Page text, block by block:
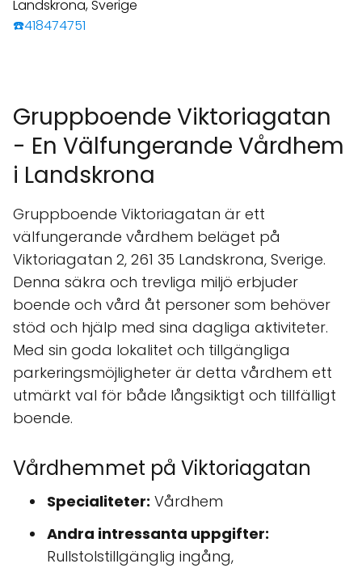
☎️418474751
Gruppboende Viktoriagatan
- En Välfungerande Vårdhem
i Landskrona
Gruppboende Viktoriagatan är ett
välfungerande vårdhem beläget på
Viktoriagatan 2, 261 35 Landskrona, Sverige.
Denna säkra och trevliga miljö erbjuder
boende och vård åt personer som behöver
stöd och hjälp med sina dagliga aktiviteter.
Med sin goda lokalitet och tillgängliga
parkeringsmöjligheter är detta vårdhem ett
utmärkt val för både långsiktigt och tillfälligt
boende.
Vårdhemmet på Viktoriagatan
Specialiteter: Vårdhem
Andra intressanta uppgifter:
Rullstolstillgänglig ingång,